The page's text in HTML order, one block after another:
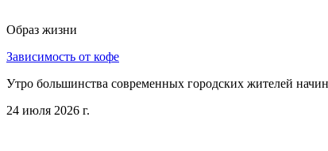
Образ жизни
Зависимость от кофе
Утро большинства современных городских жителей
24 июля 2026 г.